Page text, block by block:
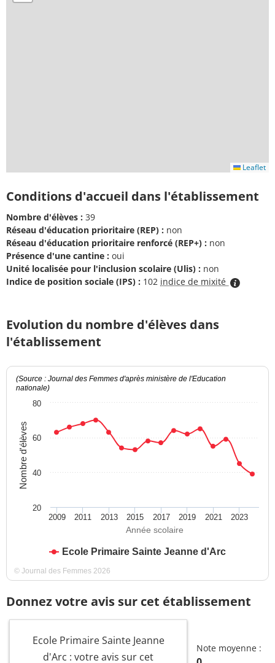
Leaflet
Conditions d'accueil dans l'établissement
Nombre d'élèves : 39
Réseau d'éducation prioritaire (REP) : non
Réseau d'éducation prioritaire renforcé (REP+) : non
Présence d'une cantine : oui
Unité localisée pour l'inclusion scolaire (Ulis) : non
Indice de position sociale (IPS) : 102 indice de mixité
Evolution du nombre d'élèves dans
l'établissement
Année scolaire
Nombre d'élèves
(Source : Journal des Femmes d'après ministère de l'Education
nationale)
Ecole Primaire Sainte Jeanne d'Arc
2009 2011 2013 2015 2017 2019 2021 2023
40
60
80
20
© Journal des Femmes 2026
Donnez votre avis sur cet établissement
Ecole Primaire Sainte Jeanne
d'Arc : votre avis sur cet
Note moyenne :